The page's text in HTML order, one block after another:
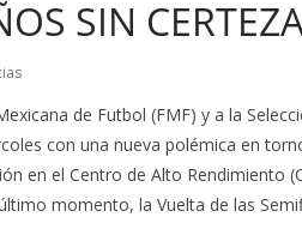
SIN
de Futbol (FMF) y a la
con una nueva polémica en
en el Centro de Alto Rendimiento
momento, la Vuelta de las